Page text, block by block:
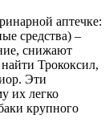
аптечке:
средства) –
снижают
Трококсил,
Эти
их легко
крупного